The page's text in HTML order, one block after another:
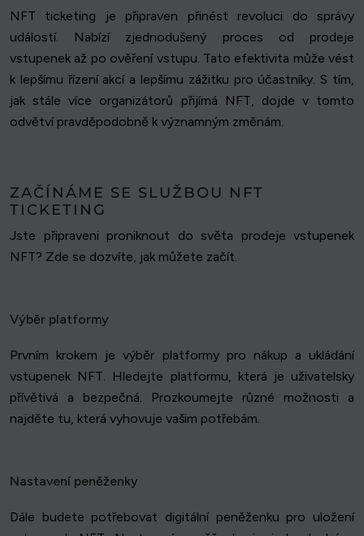
NFT ticketing je připraven přinést revoluci do správy
událostí. Nabízí zjednodušený proces od prodeje
vstupenek až po ověření vstupu. Tato efektivita může vést
k lepšímu řízení akcí a lepšímu zážitku pro účastníky. S tím,
jak stále více organizátorů přijímá NFT, dojde v tomto
odvětví pravděpodobně k významným změnám.
ZAČÍNÁME SE SLUŽBOU NFT
TICKETING
Jste připraveni proniknout do světa prodeje vstupenek
NFT? Zde se dozvíte, jak můžete začít.
Výběr platformy
Prvním krokem je výběr platformy pro nákup a ukládání
vstupenek NFT. Hledejte platformu, která je uživatelsky
přívětivá a bezpečná. Prozkoumejte různé možnosti a
najděte tu, která vyhovuje vašim potřebám.
Nastavení peněženky
Dále budete potřebovat digitální peněženku pro uložení